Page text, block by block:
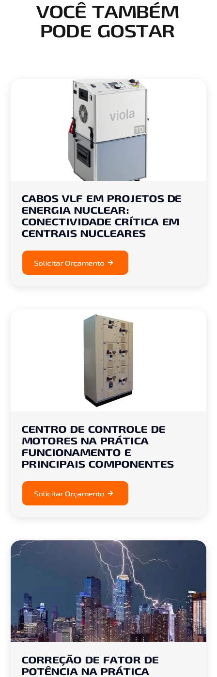
VOCÊ TAMBÉM
PODE GOSTAR
CABOS VLF EM PROJETOS DE
ENERGIA NUCLEAR:
CONECTIVIDADE CRÍTICA EM
CENTRAIS NUCLEARES
Solicitar Orçamento
CENTRO DE CONTROLE DE
MOTORES NA PRÁTICA
FUNCIONAMENTO E
PRINCIPAIS COMPONENTES
Solicitar Orçamento
CORREÇÃO DE FATOR DE
POTÊNCIA NA PRÁTICA